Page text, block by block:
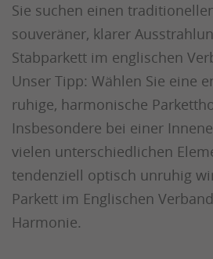
Sie suchen einen
souveräner, klarer
Stabparkett im englischen
Unser Tipp: Wählen Sie eine
ruhige, harmonische
Insbesondere bei einer
vielen unterschiedlichen
tendenziell optisch unruhig
Parkett im Englischen
Harmonie.